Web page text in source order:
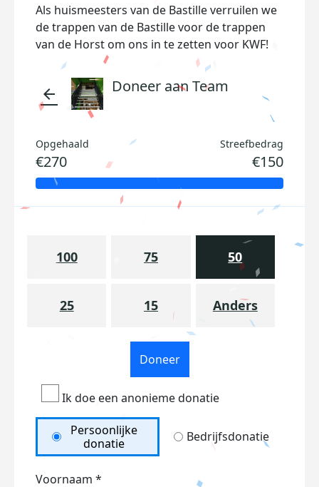
Als huismeesters van de Bastille verruilen we
de trappen van de Bastille voor de trappen
van de Horst om ons in te zetten voor KWF!
arrow_back Doneer aan Team
Opgehaald
€270
Streefbedrag
€150
100 75 50
25 15 Anders
Doneer
Ik doe een anonieme donatie
Persoonlijke
donatie
Bedrijfsdonatie
Voornaam *